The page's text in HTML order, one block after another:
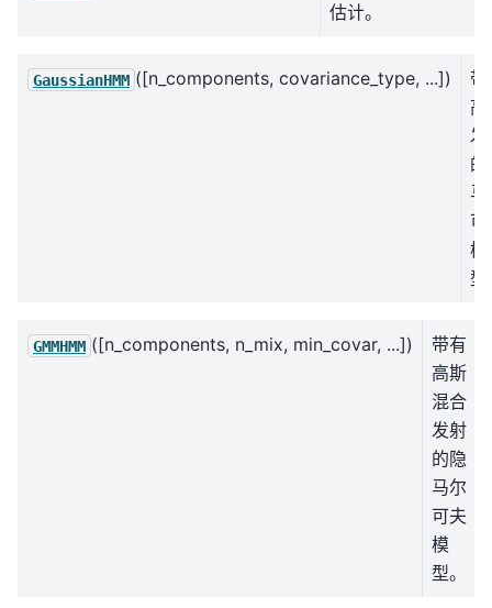
估计。
GaussianHMM ([n_components, covariance_type, ...])
带
高
发
的
马
可
模
型
GMMHMM ([n_components, n_mix, min_covar, ...])
带有
高斯
混合
发射
的隐
马尔
可夫
模
型。